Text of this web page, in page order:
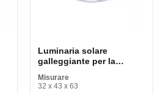
Luminaria solare
galleggiante per la
(1 pezzo)
Misurare
32 x 43 x 63